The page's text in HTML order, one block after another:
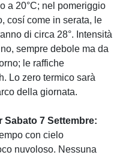
a 20°C; nel pomeriggio
cosí come in serata, le
di circa 28°. Intensità
sempre debole ma da
le raffiche
Lo zero termico sarà
della giornata.
Sabato 7 Settembre:
con cielo
nuvoloso. Nessuna